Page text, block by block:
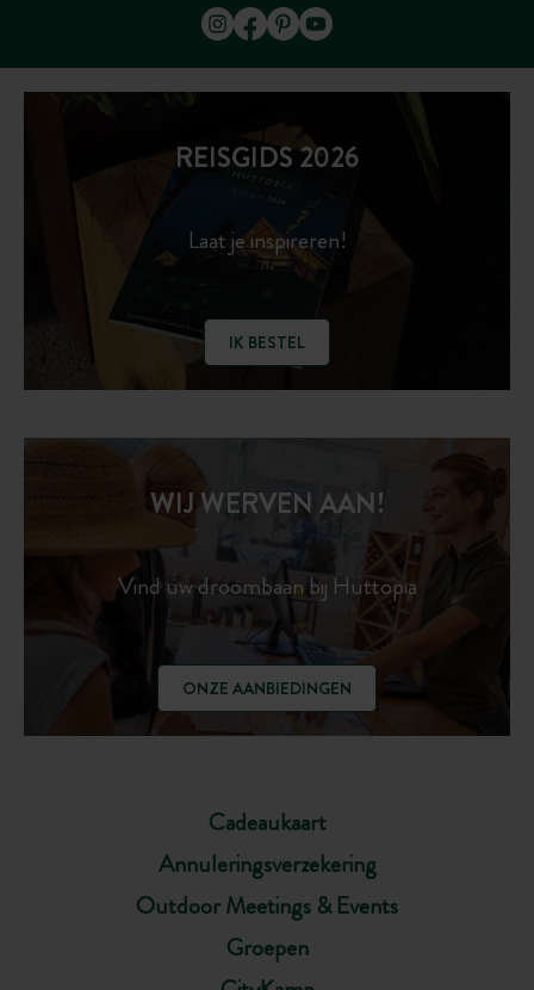
REISGIDS 2026
Laat je inspireren!
IK BESTEL
Cadeaukaart
Annuleringsverzekering
Outdoor Meetings & Events
Groepen
WIJ WERVEN AAN!
Vind uw droombaan bij Huttopia
ONZE AANBIEDINGEN